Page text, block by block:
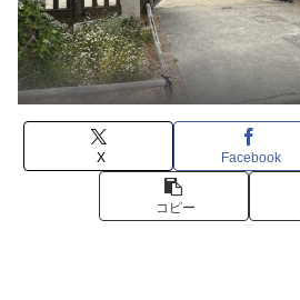
X Facebook
コピー